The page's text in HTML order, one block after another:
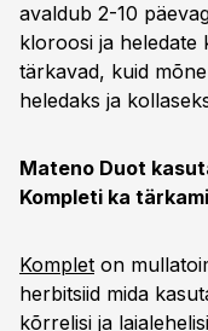
avaldub 2-10
kloroosi ja heledate
tärkavad, kuid
heledaks ja
Mateno Duot
Kompleti ka
Komplet on
herbitsiid mida
kõrrelisi ja